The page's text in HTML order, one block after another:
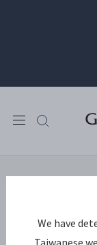
We have